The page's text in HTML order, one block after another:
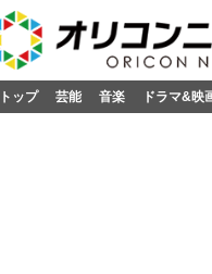
トップ 芸能 音楽 ドラマ&映